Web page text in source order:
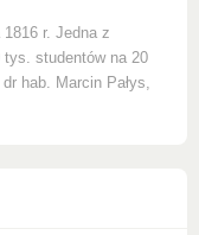
r. Jedna z
studentów na 20
hab. Marcin Pałys,